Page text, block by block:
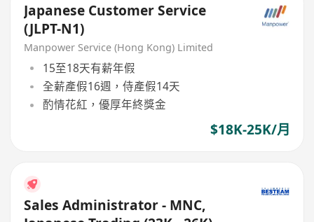
Japanese Customer Service
(JLPT-N1)
Manpower Service (Hong Kong) Limited
15至18天有薪年假
全薪產假16週，侍產假14天
酌情花紅，優厚年終獎金
$18K-25K/月
Sales Administrator - MNC,